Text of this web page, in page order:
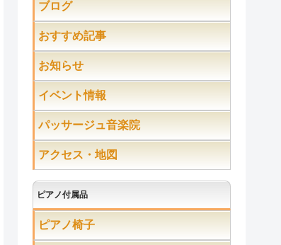
ブログ
おすすめ記事
お知らせ
イベント情報
パッサージュ音楽院
アクセス・地図
ピアノ付属品
ピアノ椅子